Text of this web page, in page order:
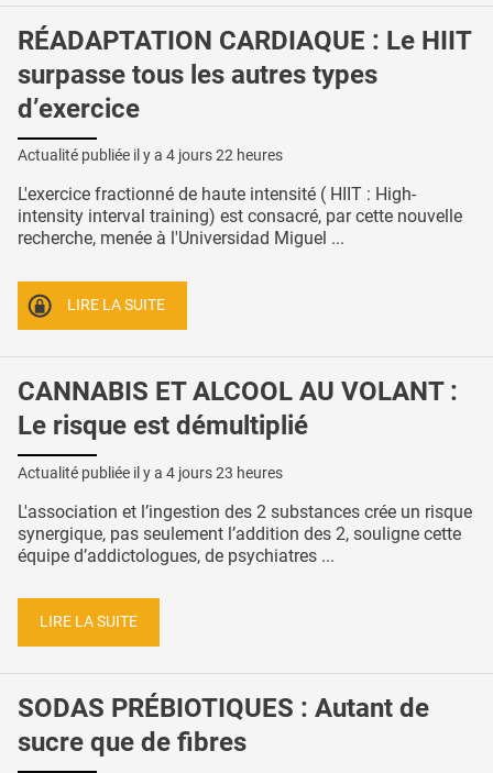
RÉADAPTATION CARDIAQUE : Le HIIT
surpasse tous les autres types
d’exercice
Actualité publiée il y a 4 jours 22 heures
L'exercice fractionné de haute intensité ( HIIT : High-
intensity interval training) est consacré, par cette nouvelle
recherche, menée à l'Universidad Miguel ...
LIRE LA SUITE
CANNABIS ET ALCOOL AU VOLANT :
Le risque est démultiplié
Actualité publiée il y a 4 jours 23 heures
L'association et l’ingestion des 2 substances crée un risque
synergique, pas seulement l’addition des 2, souligne cette
équipe d’addictologues, de psychiatres ...
LIRE LA SUITE
SODAS PRÉBIOTIQUES : Autant de
sucre que de fibres